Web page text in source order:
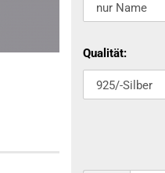
Qualität: